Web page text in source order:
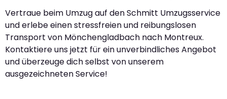
Vertraue beim Umzug auf den Schmitt Umzugsservice
und erlebe einen stressfreien und reibungslosen
Transport von Mönchengladbach nach Montreux.
Kontaktiere uns jetzt für ein unverbindliches Angebot
und überzeuge dich selbst von unserem
ausgezeichneten Service!